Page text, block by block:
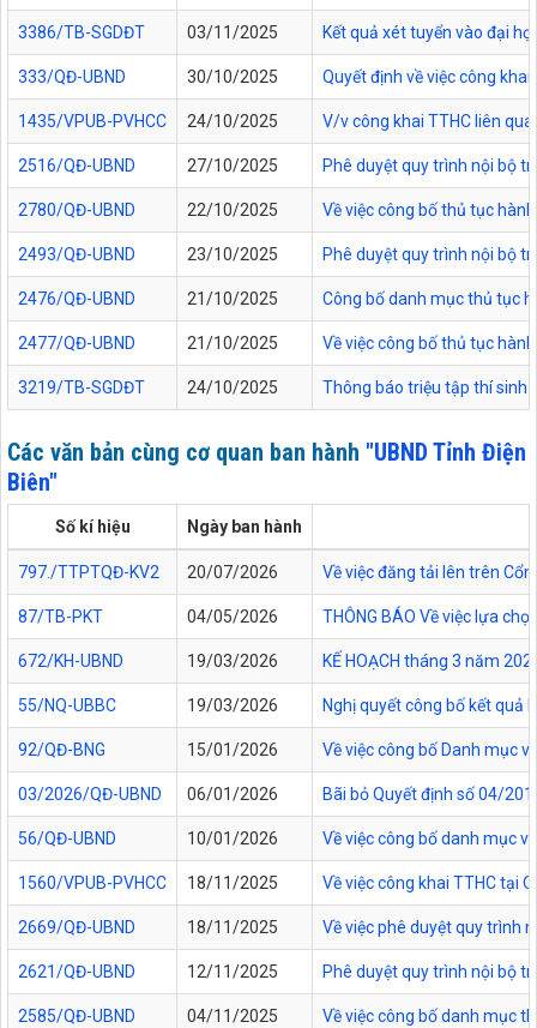
3386/TB-SGDĐT 03/11/2025 Kết quả xét tuyển vào đại
333/QĐ-UBND 30/10/2025 Quyết định về việc công
1435/VPUB-PVHCC 24/10/2025 V/v công khai TTHC liên
2516/QĐ-UBND 27/10/2025 Phê duyệt quy trình nội bộ
2780/QĐ-UBND 22/10/2025 Về việc công bố thủ tục
2493/QĐ-UBND 23/10/2025 Phê duyệt quy trình nội bộ
2476/QĐ-UBND 21/10/2025 Công bố danh mục thủ tục
2477/QĐ-UBND 21/10/2025 Về việc công bố thủ tục
3219/TB-SGDĐT 24/10/2025 Thông báo triệu tập thí sinh
Các văn bản cùng cơ quan ban hành "UBND Tỉnh Điện
Biên"
Số kí hiệu Ngày ban hành
797./TTPTQĐ-KV2 20/07/2026 Về việc đăng tải lên trên
87/TB-PKT 04/05/2026 THÔNG BÁO Về việc lựa
672/KH-UBND 19/03/2026 KẾ HOẠCH tháng 3 năm
55/NQ-UBBC 19/03/2026 Nghị quyết công bố kết quả
92/QĐ-BNG 15/01/2026 Về việc công bố Danh mục
03/2026/QĐ-UBND 06/01/2026 Bãi bỏ Quyết định số 04/
56/QĐ-UBND 10/01/2026 Về việc công bố danh mục
1560/VPUB-PVHCC 18/11/2025 Về việc công khai TTHC tại
2669/QĐ-UBND 18/11/2025 Về việc phê duyệt quy trình
2621/QĐ-UBND 12/11/2025 Phê duyệt quy trình nội bộ
2585/QĐ-UBND 04/11/2025 Về việc công bố danh mục